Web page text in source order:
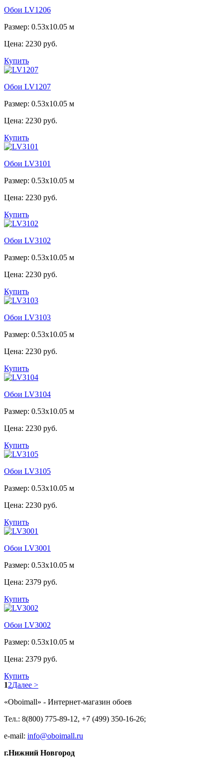
Обои LV1206
Размер: 0.53x10.05 м
Цена: 2230 руб.
Купить
Обои LV1207
Размер: 0.53x10.05 м
Цена: 2230 руб.
Купить
Обои LV3101
Размер: 0.53x10.05 м
Цена: 2230 руб.
Купить
Обои LV3102
Размер: 0.53x10.05 м
Цена: 2230 руб.
Купить
Обои LV3103
Размер: 0.53x10.05 м
Цена: 2230 руб.
Купить
Обои LV3104
Размер: 0.53x10.05 м
Цена: 2230 руб.
Купить
Обои LV3105
Размер: 0.53x10.05 м
Цена: 2230 руб.
Купить
Обои LV3001
Размер: 0.53x10.05 м
Цена: 2379 руб.
Купить
Обои LV3002
Размер: 0.53x10.05 м
Цена: 2379 руб.
Купить
12Далее >
«Oboimall» - Интернет-магазин обоев
Тел.: 8(800) 775-89-12, +7 (499) 350-16-26;
e-mail: info@oboimall.ru
г.Нижний Новгород